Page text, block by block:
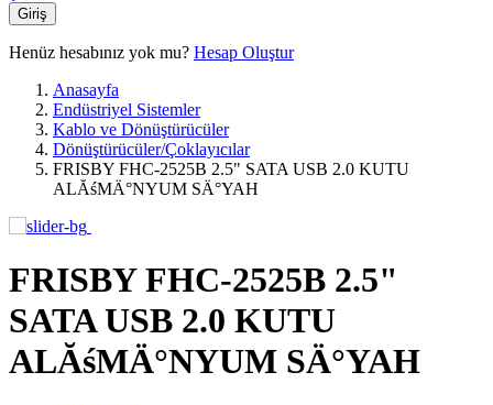
Giriş
Henüz hesabınız yok mu? Hesap Oluştur
Anasayfa
Endüstriyel Sistemler
Kablo ve Dönüştürücüler
Dönüştürücüler/Çoklayıcılar
FRISBY FHC-2525B 2.5" SATA USB 2.0 KUTU
ALĂśMÄ°NYUM SÄ°YAH
FRISBY FHC-2525B 2.5"
SATA USB 2.0 KUTU
ALĂśMÄ°NYUM SÄ°YAH